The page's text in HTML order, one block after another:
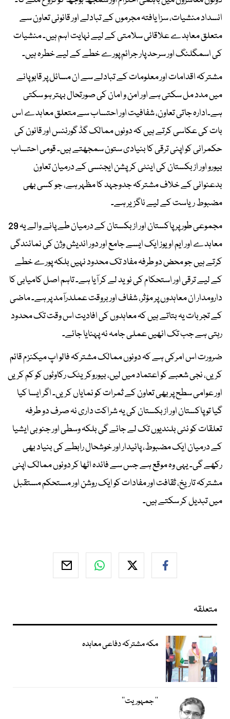
انسداد منشیات، سزا یافتہ مجرموں کے تبادلے اور قانونی تعاون سے
متعلق معاہدے علاقائی سلامتی کے لیے نہایت اہم ہیں۔ منشیات
کی اسمگلنگ اور سرحد پار جرائم پورے خطے کے لیے خطرہ ہیں۔
مشترکہ اقدامات اور معلومات کے تبادلے سے ان مسائل پر قابو پانے
میں مدد مل سکتی ہے اور امن و امان کی صورتحال بہتر ہو سکتی
ہے۔ادارہ جاتی تعاون، شفافیت اور احتساب سے متعلق معاہدے اس
بات کی عکاسی کرتے ہیں کہ دونوں ممالک گڈ گورننس اور قانون کی
حکمرانی کو اپنی ترقی کا بنیادی ستون سمجھتے ہیں۔ قومی احتساب
بیورو اور ازبکستان کی اینٹی کرپشن ایجنسی کے درمیان تعاون
بدعنوانی کے خلاف مشترکہ جدوجہد کا مظہر ہے، جو کسی بھی
مضبوط ریاست کے لیے ناگزیر ہے۔
مجموعی طور پر پاکستان اور ازبکستان کے درمیان طے پانے والے یہ 29
معاہدے اور ایم او یوز ایک ایسے جامع اور دور اندیش وژن کی نمائندگی
کرتے ہیں جو محض دو طرفہ مفاد تک محدود نہیں بلکہ پورے خطے
کے لیے ترقی اور استحکام کی نوید لے کر آیا ہے۔ تاہم اصل کامیابی کا
دارومدار ان معاہدوں پر مؤثر، شفاف اور بروقت عملدرآمد پر ہے۔ ماضی
کے تجربات یہ بتاتے ہیں کہ معاہدوں کی افادیت اس وقت تک محدود
رہتی ہے جب تک انھیں عملی جامہ نہ پہنایا جائے۔
ضرورت اس امرکی ہے کہ دونوں ممالک مشترکہ فالو اپ میکنزم قائم
کریں، نجی شعبے کو اعتماد میں لیں، بیوروکریٹک رکاوٹوں کو کم کریں
اور عوامی سطح پر بھی تعاون کے ثمرات کو نمایاں کریں۔ اگر ایسا کیا
گیا تو پاکستان اور ازبکستان کی یہ شراکت داری نہ صرف دو طرفہ
تعلقات کو نئی بلندیوں تک لے جائے گی بلکہ وسطی اور جنوبی ایشیا
کے درمیان ایک مضبوط، پائیدار اور خوشحال رابطے کی بنیاد بھی
رکھے گی۔ یہی وہ موقع ہے جس سے فائدہ اٹھا کر دونوں ممالک اپنی
مشترکہ تاریخ، ثقافت اور مفادات کو ایک روشن اور مستحکم مستقبل
میں تبدیل کر سکتے ہیں۔
متعلقہ
مکہ مشترکہ دفاعی معاہدہ
’’ جمہوریت‘‘